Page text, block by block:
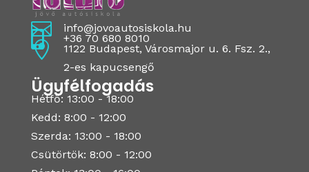
 info@jovoautosiskola.hu
 +36 70 680 8010

1122 Budapest, Városmajor u. 6. Fsz. 2.,
2-es kapucsengő
Ügyfélfogadás
Hétfő: 13:00 - 18:00
Kedd: 8:00 - 12:00
Szerda: 13:00 - 18:00
Csütörtök: 8:00 - 12:00